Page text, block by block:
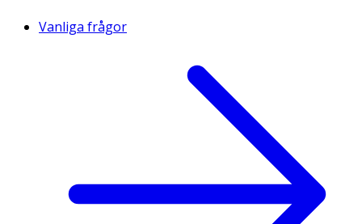
Vanliga frågor